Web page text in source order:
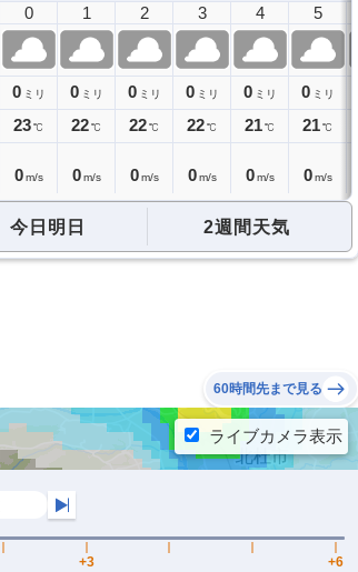
0
0 ミリ
23℃
0 m/s
1
0 ミリ
22℃
0 m/s
2
0 ミリ
22℃
0 m/s
3
0 ミリ
22℃
0 m/s
4
0 ミリ
21℃
0 m/s
5
0 ミリ
21℃
0 m/s
今日明日 2週間天気
60時間先まで見る